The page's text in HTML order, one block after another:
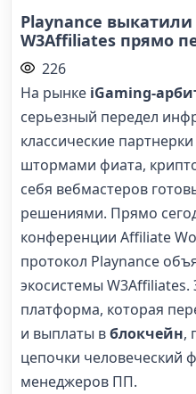
Playnance
W3Affiliates прямо
226
На рынке iGaming-
серьезный передел
классические
штормами фиата,
себя вебмастеров
решениями. Прямо
конференции Affiliate
протокол Playnance
экосистемы
платформа, которая
и выплаты вблокчейн,
цепочки человеческий
менеджеров ПП.